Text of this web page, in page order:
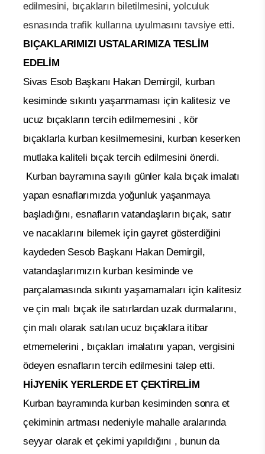
edilmesini, bıçakların biletilmesini, yolculuk
esnasında trafik kullarına uyulmasını tavsiye etti.
BIÇAKLARIMIZI USTALARIMIZA TESLİM
EDELİM
Sivas Esob Başkanı Hakan Demirgil, kurban
kesiminde sıkıntı yaşanmaması için kalitesiz ve
ucuz bıçakların tercih edilmemesini , kör
bıçaklarla kurban kesilmemesini, kurban keserken
mutlaka kaliteli bıçak tercih edilmesini önerdi.
Kurban bayramına sayılı günler kala bıçak imalatı
yapan esnaflarımızda yoğunluk yaşanmaya
başladığını, esnafların vatandaşların bıçak, satır
ve nacaklarını bilemek için gayret gösterdiğini
kaydeden Sesob Başkanı Hakan Demirgil,
vatandaşlarımızın kurban kesiminde ve
parçalamasında sıkıntı yaşamamaları için kalitesiz
ve çin malı bıçak ile satırlardan uzak durmalarını,
çin malı olarak satılan ucuz bıçaklara itibar
etmemelerini , bıçakları imalatını yapan, vergisini
ödeyen esnafların tercih edilmesini talep etti.
HİJYENİK YERLERDE ET ÇEKTİRELİM
Kurban bayramında kurban kesiminden sonra et
çekiminin artması nedeniyle mahalle aralarında
seyyar olarak et çekimi yapıldığını , bunun da